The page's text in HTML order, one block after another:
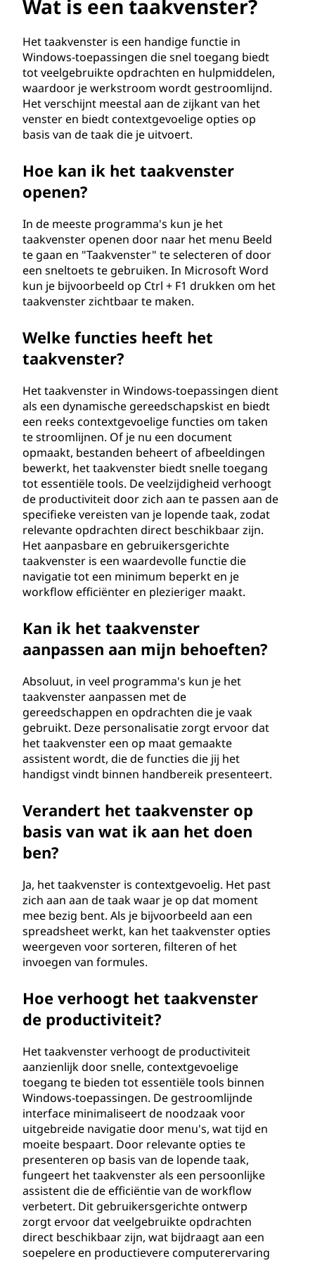
Wat is een taakvenster?
Het taakvenster is een handige functie in
Windows-toepassingen die snel toegang biedt
tot veelgebruikte opdrachten en hulpmiddelen,
waardoor je werkstroom wordt gestroomlijnd.
Het verschijnt meestal aan de zijkant van het
venster en biedt contextgevoelige opties op
basis van de taak die je uitvoert.
Hoe kan ik het taakvenster
openen?
In de meeste programma's kun je het
taakvenster openen door naar het menu Beeld
te gaan en "Taakvenster" te selecteren of door
een sneltoets te gebruiken. In Microsoft Word
kun je bijvoorbeeld op Ctrl + F1 drukken om het
taakvenster zichtbaar te maken.
Welke functies heeft het
taakvenster?
Het taakvenster in Windows-toepassingen dient
als een dynamische gereedschapskist en biedt
een reeks contextgevoelige functies om taken
te stroomlijnen. Of je nu een document
opmaakt, bestanden beheert of afbeeldingen
bewerkt, het taakvenster biedt snelle toegang
tot essentiële tools. De veelzijdigheid verhoogt
de productiviteit door zich aan te passen aan de
specifieke vereisten van je lopende taak, zodat
relevante opdrachten direct beschikbaar zijn.
Het aanpasbare en gebruikersgerichte
taakvenster is een waardevolle functie die
navigatie tot een minimum beperkt en je
workflow efficiënter en plezieriger maakt.
Kan ik het taakvenster
aanpassen aan mijn behoeften?
Absoluut, in veel programma's kun je het
taakvenster aanpassen met de
gereedschappen en opdrachten die je vaak
gebruikt. Deze personalisatie zorgt ervoor dat
het taakvenster een op maat gemaakte
assistent wordt, die de functies die jij het
handigst vindt binnen handbereik presenteert.
Verandert het taakvenster op
basis van wat ik aan het doen
ben?
Ja, het taakvenster is contextgevoelig. Het past
zich aan aan de taak waar je op dat moment
mee bezig bent. Als je bijvoorbeeld aan een
spreadsheet werkt, kan het taakvenster opties
weergeven voor sorteren, filteren of het
invoegen van formules.
Hoe verhoogt het taakvenster
de productiviteit?
Het taakvenster verhoogt de productiviteit
aanzienlijk door snelle, contextgevoelige
toegang te bieden tot essentiële tools binnen
Windows-toepassingen. De gestroomlijnde
interface minimaliseert de noodzaak voor
uitgebreide navigatie door menu's, wat tijd en
moeite bespaart. Door relevante opties te
presenteren op basis van de lopende taak,
fungeert het taakvenster als een persoonlijke
assistent die de efficiëntie van de workflow
verbetert. Dit gebruikersgerichte ontwerp
zorgt ervoor dat veelgebruikte opdrachten
direct beschikbaar zijn, wat bijdraagt aan een
soepelere en productievere computerervaring